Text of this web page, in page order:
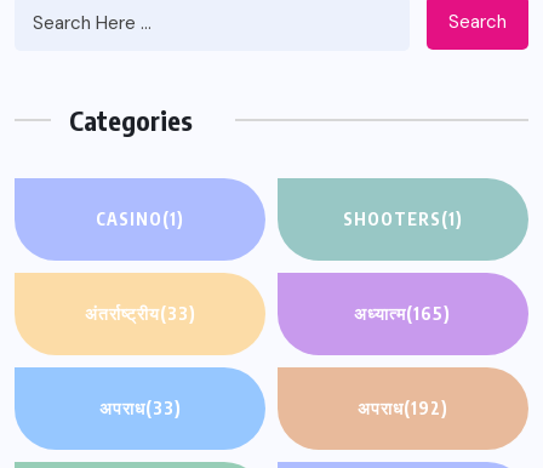
Search
Categories
CASINO(1) SHOOTERS(1)
अंतर्राष्ट्रीय(33) अध्यात्म(165)
अपराध(33) अपराध(192)